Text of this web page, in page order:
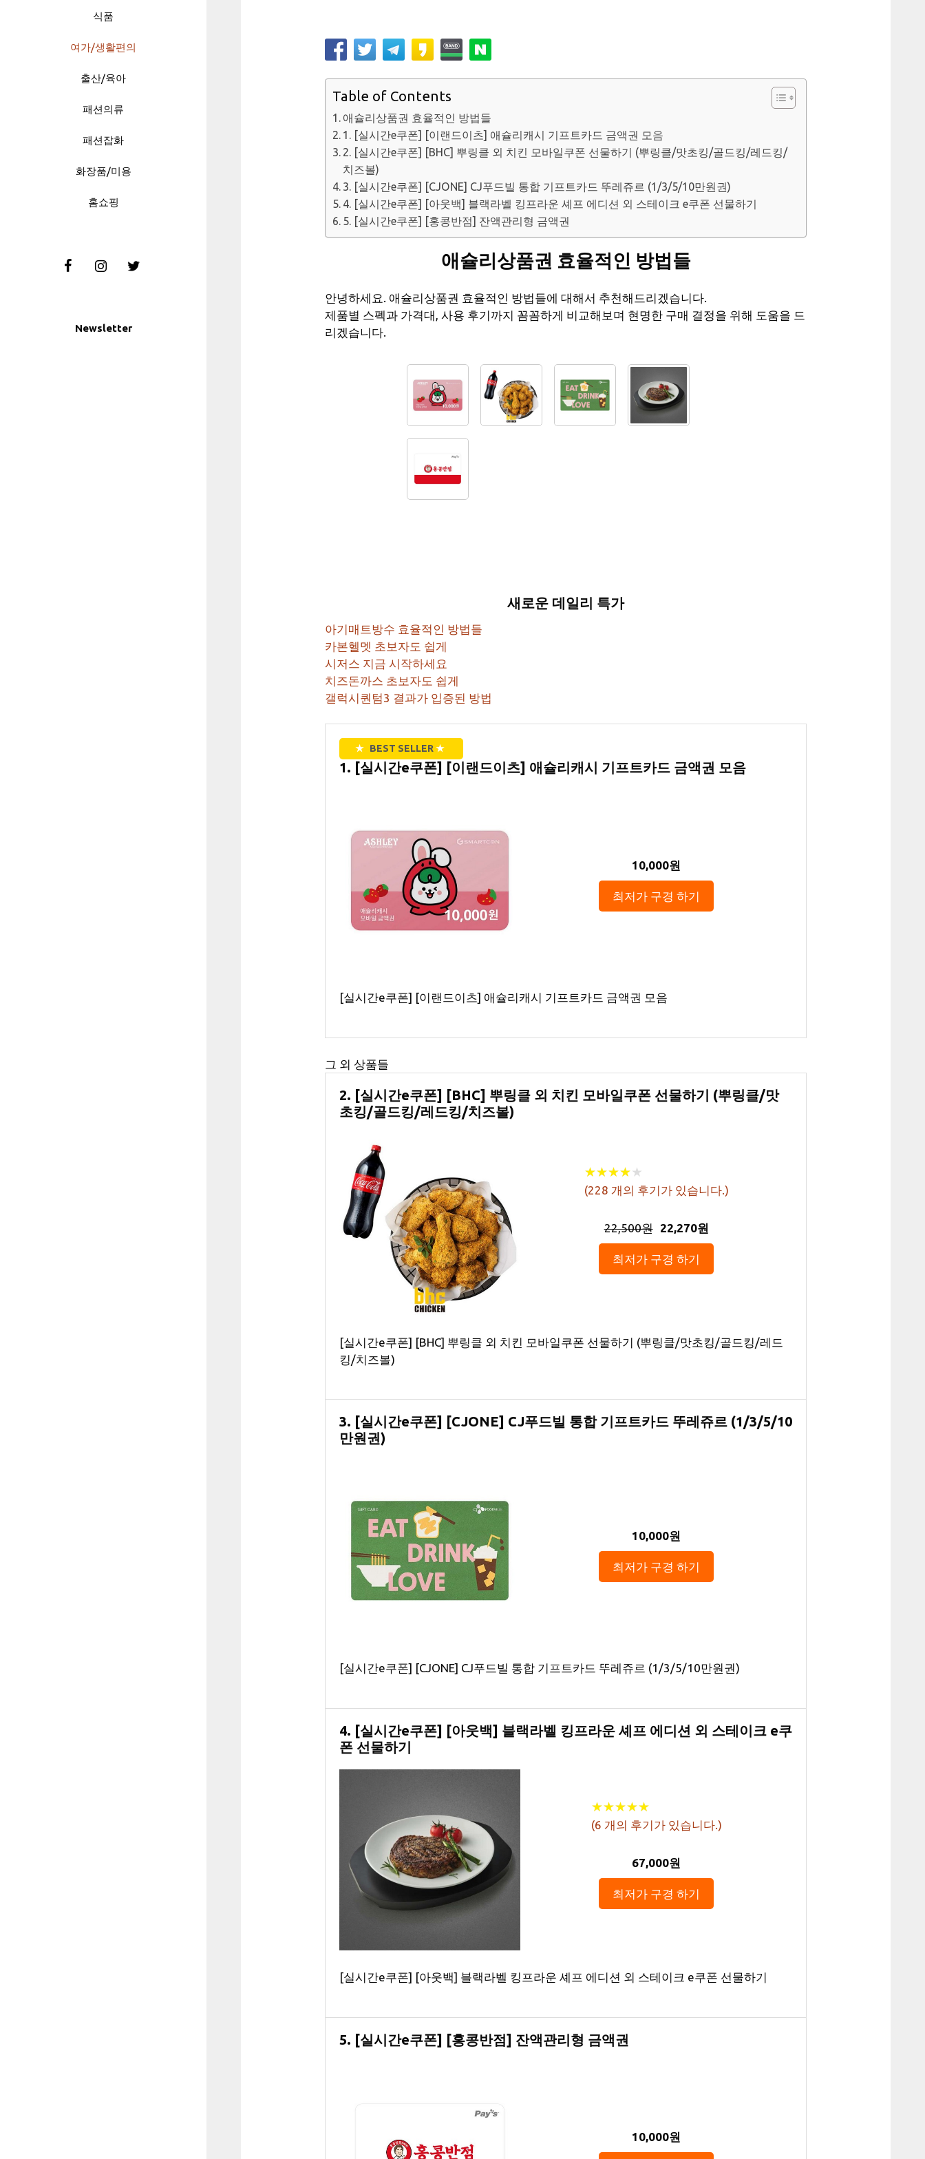
식품
여가/생활편의
출산/육아
패션의류
패션잡화
화장품/미용
홈쇼핑
Newsletter
Table of Contents
애슐리상품권 효율적인 방법들
1. [실시간e쿠폰] [이랜드이츠] 애슐리캐시 기프트카드 금액권 모음
2. [실시간e쿠폰] [BHC] 뿌링클 외 치킨 모바일쿠폰 선물하기 (뿌링클/맛초킹/골드킹/레드킹/
치즈볼)
3. [실시간e쿠폰] [CJONE] CJ푸드빌 통합 기프트카드 뚜레쥬르 (1/3/5/10만원권)
4. [실시간e쿠폰] [아웃백] 블랙라벨 킹프라운 셰프 에디션 외 스테이크 e쿠폰 선물하기
5. [실시간e쿠폰] [홍콩반점] 잔액관리형 금액권
애슐리상품권 효율적인 방법들
안녕하세요. 애슐리상품권 효율적인 방법들에 대해서 추천해드리겠습니다.
제품별 스펙과 가격대, 사용 후기까지 꼼꼼하게 비교해보며 현명한 구매 결정을 위해 도움을 드
리겠습니다.
새로운 데일리 특가
아기매트방수 효율적인 방법들
카본헬멧 초보자도 쉽게
시저스 지금 시작하세요
치즈돈까스 초보자도 쉽게
갤럭시퀀텀3 결과가 입증된 방법
★ BEST SELLER★
1. [실시간e쿠폰] [이랜드이츠] 애슐리캐시 기프트카드 금액권 모음
10,000원
최저가 구경 하기
[실시간e쿠폰] [이랜드이츠] 애슐리캐시 기프트카드 금액권 모음
그 외 상품들
2. [실시간e쿠폰] [BHC] 뿌링클 외 치킨 모바일쿠폰 선물하기 (뿌링클/맛
초킹/골드킹/레드킹/치즈볼)
★★★★★
★★★★★
(228 개의 후기가 있습니다.)
22,500원 22,270원
최저가 구경 하기
[실시간e쿠폰] [BHC] 뿌링클 외 치킨 모바일쿠폰 선물하기 (뿌링클/맛초킹/골드킹/레드
킹/치즈볼)
3. [실시간e쿠폰] [CJONE] CJ푸드빌 통합 기프트카드 뚜레쥬르 (1/3/5/10
만원권)
10,000원
최저가 구경 하기
[실시간e쿠폰] [CJONE] CJ푸드빌 통합 기프트카드 뚜레쥬르 (1/3/5/10만원권)
4. [실시간e쿠폰] [아웃백] 블랙라벨 킹프라운 셰프 에디션 외 스테이크 e쿠
폰 선물하기
★★★★★
★★★★★
(6 개의 후기가 있습니다.)
67,000원
최저가 구경 하기
[실시간e쿠폰] [아웃백] 블랙라벨 킹프라운 셰프 에디션 외 스테이크 e쿠폰 선물하기
5. [실시간e쿠폰] [홍콩반점] 잔액관리형 금액권
10,000원